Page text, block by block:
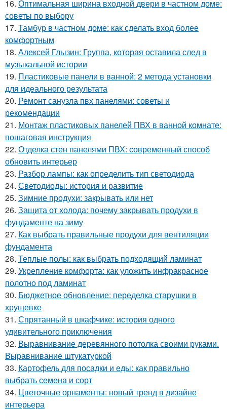
16. Оптимальная ширина входной двери в частном доме:
советы по выбору
17. Тамбур в частном доме: как сделать вход более
комфортным
18. Алексей Глызин: Группа, которая оставила след в
музыкальной истории
19. Пластиковые панели в ванной: 2 метода установки
для идеального результата
20. Ремонт санузла пвх панелями: советы и
рекомендации
21. Монтаж пластиковых панелей ПВХ в ванной комнате:
пошаговая инструкция
22. Отделка стен панелями ПВХ: современный способ
обновить интерьер
23. Разбор лампы: как определить тип светодиода
24. Светодиоды: история и развитие
25. Зимние продухи: закрывать или нет
26. Защита от холода: почему закрывать продухи в
фундаменте на зиму
27. Как выбрать правильные продухи для вентиляции
фундамента
28. Теплые полы: как выбрать подходящий ламинат
29. Укрепление комфорта: как уложить инфракрасное
полотно под ламинат
30. Бюджетное обновление: переделка старушки в
хрущевке
31. Спрятанный в шкафчике: история одного
удивительного приключения
32. Выравнивание деревянного потолка своими руками.
Выравнивание штукатуркой
33. Картофель для посадки и еды: как правильно
выбрать семена и сорт
34. Цветочные орнаменты: новый тренд в дизайне
интерьера